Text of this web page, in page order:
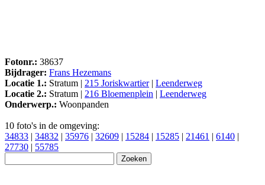
Fotonr.: 38637
Bijdrager: Frans Hezemans
Locatie 1.: Stratum | 215 Joriskwartier| Leenderweg
Locatie 2.: Stratum | 216 Bloemenplein | Leenderweg
Onderwerp.: Woonpanden
10 foto's in de omgeving:
34833 | 34832 | 35976 | 32609 | 15284 | 15285 | 21461 | 6140 |
27730 | 55785